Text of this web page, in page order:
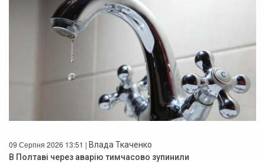
09 Серпня 2026 13:51 | Влада Ткаченко
В Полтаві через аварію тимчасово зупинили